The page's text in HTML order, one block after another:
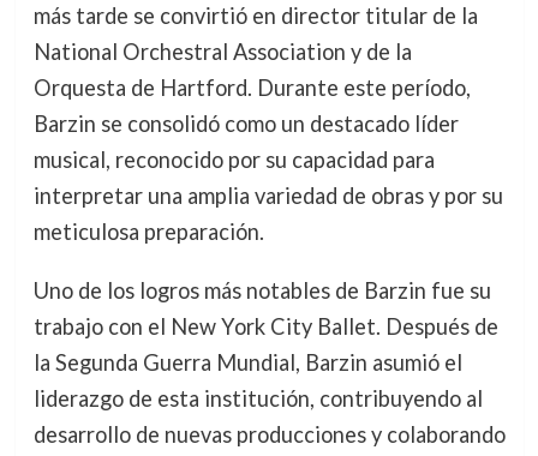
más tarde se convirtió en director titular de la
National Orchestral Association y de la
Orquesta de Hartford. Durante este período,
Barzin se consolidó como un destacado líder
musical, reconocido por su capacidad para
interpretar una amplia variedad de obras y por su
meticulosa preparación.
Uno de los logros más notables de Barzin fue su
trabajo con el New York City Ballet. Después de
la Segunda Guerra Mundial, Barzin asumió el
liderazgo de esta institución, contribuyendo al
desarrollo de nuevas producciones y colaborando